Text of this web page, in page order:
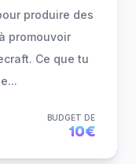
produire des
promouvoir
Ce que tu
...
BUDGET DE
10€